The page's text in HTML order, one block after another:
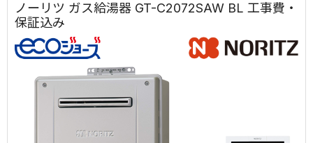
ノーリツ ガス給湯器 GT-C2072SAW BL 工事費・
保証込み